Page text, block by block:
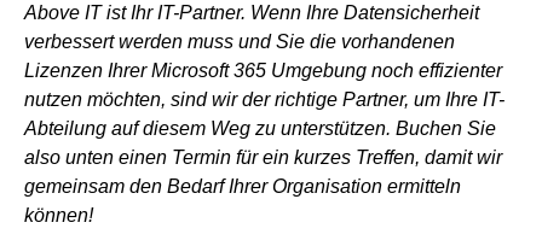
Above IT ist Ihr IT-Partner. Wenn Ihre Datensicherheit
verbessert werden muss und Sie die vorhandenen
Lizenzen Ihrer Microsoft 365 Umgebung noch effizienter
nutzen möchten, sind wir der richtige Partner, um Ihre IT-
Abteilung auf diesem Weg zu unterstützen. Buchen Sie
also unten einen Termin für ein kurzes Treffen, damit wir
gemeinsam den Bedarf Ihrer Organisation ermitteln
können!